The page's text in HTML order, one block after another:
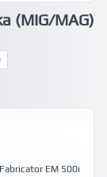
(MIG/MAG)
EM 500i